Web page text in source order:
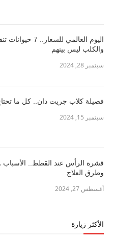
اليوم العالمي
والكلب ليس بينهم
سبتمبر 28, 2024
فصيلة كلاب جريت دان.. كل ما
سبتمبر 15, 2024
قشرة الرأس عند القطط.. الأسباب
وطرق العلاج
أغسطس 27, 2024
الأكثر زيارة